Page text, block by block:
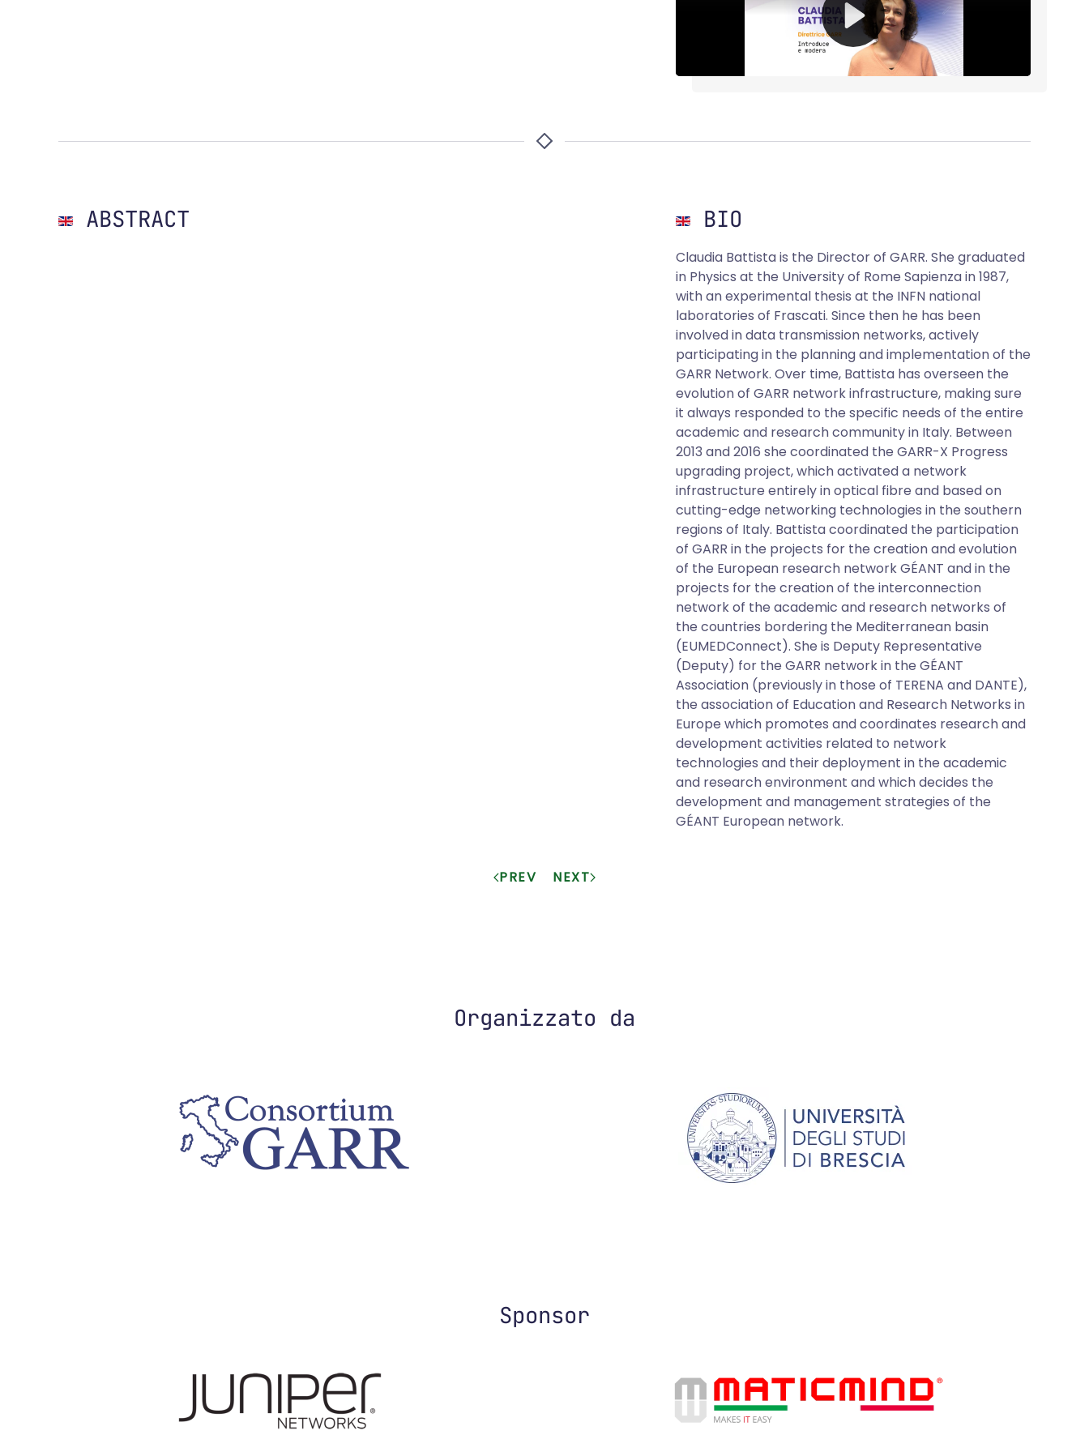
BIO
Claudia Battista is the Director of GARR. She graduated
in Physics at the University of Rome Sapienza in 1987,
with an experimental thesis at the INFN national
laboratories of Frascati. Since then he has been
involved in data transmission networks, actively
participating in the planning and implementation of the
GARR Network. Over time, Battista has overseen the
evolution of GARR network infrastructure, making sure
it always responded to the specific needs of the entire
academic and research community in Italy. Between
2013 and 2016 she coordinated the GARR-X Progress
upgrading project, which activated a network
infrastructure entirely in optical fibre and based on
cutting-edge networking technologies in the southern
regions of Italy. Battista coordinated the participation
of GARR in the projects for the creation and evolution
of the European research network GÉANT and in the
projects for the creation of the interconnection
network of the academic and research networks of
the countries bordering the Mediterranean basin
(EUMEDConnect). She is Deputy Representative
(Deputy) for the GARR network in the GÉANT
Association (previously in those of TERENA and DANTE),
the association of Education and Research Networks in
Europe which promotes and coordinates research and
development activities related to network
technologies and their deployment in the academic
and research environment and which decides the
development and management strategies of the
GÉANT European network.
ABSTRACT
PREV NEXT
Organizzato da
Sponsor